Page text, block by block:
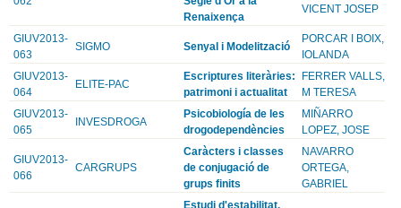
Renaixença
VICENT JOSEP
GIUV2013-
063
SIGMO Senyal i Modelització
PORCAR I BOIX,
IOLANDA
GIUV2013-
064
ELITE-PAC
Escriptures literàries:
patrimoni i actualitat
FERRER VALLS,
M TERESA
GIUV2013-
065
INVESDROGA
Psicobiología de les
drogodependències
MIÑARRO
LOPEZ, JOSE
GIUV2013-
066
CARGRUPS
Caràcters i classes
de conjugació de
grups finits
NAVARRO
ORTEGA,
GABRIEL
Estudi d'estabilitat,